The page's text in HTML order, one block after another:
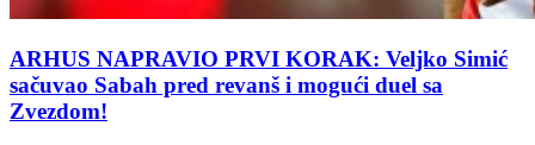
ARHUS NAPRAVIO PRVI KORAK: Veljko Simić
sačuvao Sabah pred revanš i mogući duel sa
Zvezdom!